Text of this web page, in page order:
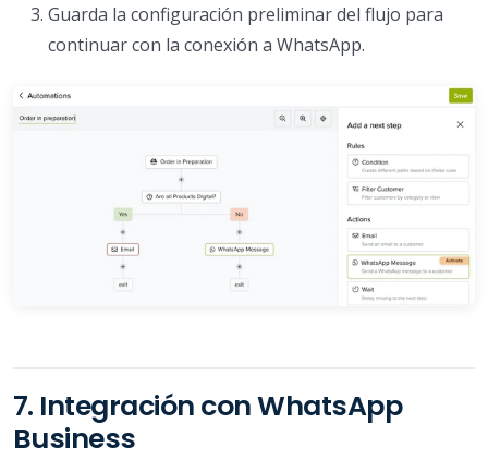
Guarda la configuración preliminar del flujo para
continuar con la conexión a WhatsApp.
7. Integración con WhatsApp
Business